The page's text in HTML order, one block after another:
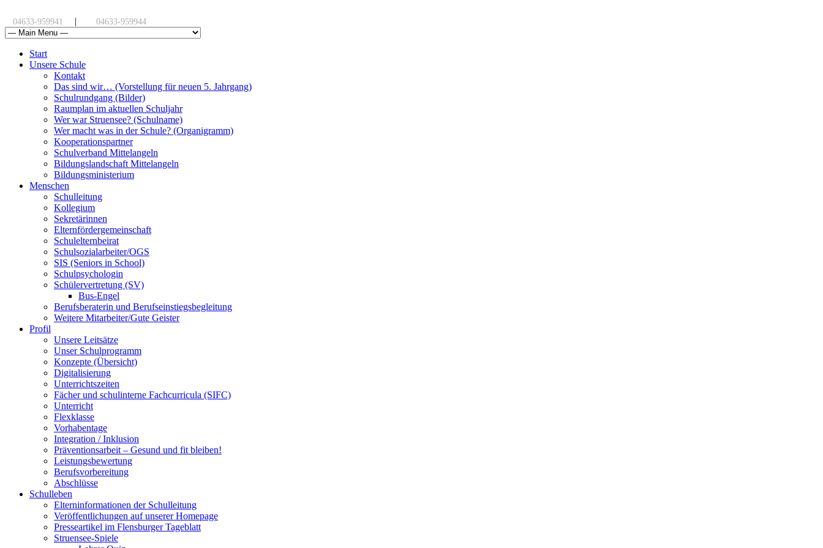
04633-959941 | 04633-959944
Start
Unsere Schule
Kontakt
Das sind wir… (Vorstellung für neuen 5. Jahrgang)
Schulrundgang (Bilder)
Raumplan im aktuellen Schuljahr
Wer war Struensee? (Schulname)
Wer macht was in der Schule? (Organigramm)
Kooperationspartner
Schulverband Mittelangeln
Bildungslandschaft Mittelangeln
Bildungsministerium
Menschen
Schulleitung
Kollegium
Sekretärinnen
Elternfördergemeinschaft
Schulelternbeirat
Schulsozialarbeiter/OGS
SIS (Seniors in School)
Schulpsychologin
Schülervertretung (SV)
Bus-Engel
Berufsberaterin und Berufseinstiegsbegleitung
Weitere Mitarbeiter/Gute Geister
Profil
Unsere Leitsätze
Unser Schulprogramm
Konzepte (Übersicht)
Digitalisierung
Unterrichtszeiten
Fächer und schulinterne Fachcurricula (SIFC)
Unterricht
Flexklasse
Vorhabentage
Integration / Inklusion
Präventionsarbeit – Gesund und fit bleiben!
Leistungsbewertung
Berufsvorbereitung
Abschlüsse
Schulleben
Elterninformationen der Schulleitung
Veröffentlichungen auf unserer Homepage
Presseartikel im Flensburger Tageblatt
Struensee-Spiele